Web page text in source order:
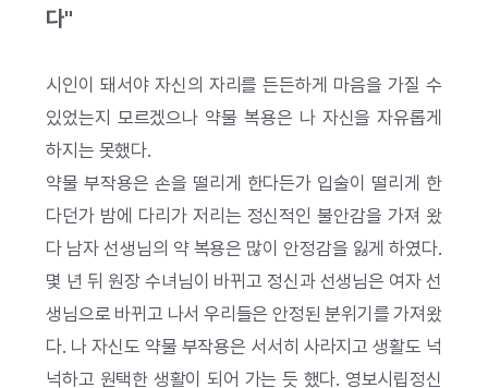
다"
시인이 돼서야 자신의 자리를 든든하게 마음을 가질 수
있었는지 모르겠으나 약물 복용은 나 자신을 자유롭게
하지는 못했다.
약물 부작용은 손을 떨리게 한다든가 입술이 떨리게 한
다던가 밤에 다리가 저리는 정신적인 불안감을 가져 왔
다 남자 선생님의 약 복용은 많이 안정감을 잃게 하였다.
몇 년 뒤 원장 수녀님이 바뀌고 정신과 선생님은 여자 선
생님으로 바뀌고 나서 우리들은 안정된 분위기를 가져왔
다. 나 자신도 약물 부작용은 서서히 사라지고 생활도 넉
넉하고 원택한 생활이 되어 가는 듯 했다. 영보시립정신